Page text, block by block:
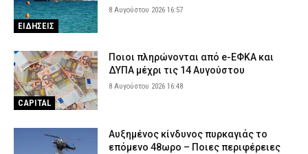
ΕΙΔΗΣΕΙΣ
8 Αυγούστου 2026 16:57
CAPITAL
Ποιοι πληρώνονται από e-ΕΦΚΑ και
ΔΥΠΑ μέχρι τις 14 Αυγούστου
8 Αυγούστου 2026 16:48
Αυξημένος κίνδυνος πυρκαγιάς το
επόμενο 48ωρο – Ποιες περιφέρειες